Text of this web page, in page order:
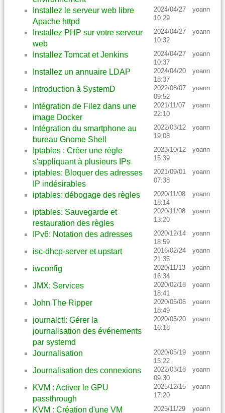
Installez le serveur web libre
Apache httpd
2024/04/27
10:29
yoann
Installez PHP sur votre serveur
web
2024/04/27
10:32
yoann
Installez Tomcat et Jenkins
2024/04/27
10:37
yoann
Installez un annuaire LDAP
2024/04/20
18:37
yoann
Introduction à SystemD
2022/08/07
09:52
yoann
Intégration de Filez dans une
image Docker
2021/11/07
22:10
yoann
Intégration du smartphone au
bureau Gnome Shell
2022/03/12
19:08
yoann
Iptables : Créer une règle
s'appliquant à plusieurs IPs
2023/10/12
15:39
yoann
iptables: Bloquer des adresses
IP indésirables
2021/09/01
07:38
yoann
iptables: débogage des règles
2020/11/08
18:14
yoann
iptables: Sauvegarde et
restauration des règles
2020/11/08
13:20
yoann
IPv6: Notation des adresses
2020/12/14
18:59
yoann
isc-dhcp-server et upstart
2016/02/24
21:35
yoann
iwconfig
2020/11/13
16:34
yoann
JMX: Services
2020/02/18
18:41
yoann
John The Ripper
2020/05/06
18:49
yoann
journalctl: Gérer la
journalisation des événements
par systemd
2020/05/20
16:18
yoann
Journalisation
2020/05/19
15:22
yoann
Journalisation des connexions
2022/03/18
09:30
yoann
KVM : Activer le GPU
passthrough
2025/12/15
17:20
yoann
KVM : Création d'une VM 2025/11/29 yoann